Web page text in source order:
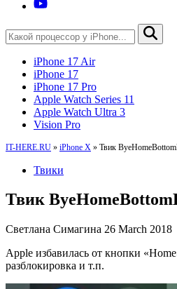
iPhone 17 Air
iPhone 17
iPhone 17 Pro
Apple Watch Series 11
Apple Watch Ultra 3
Vision Pro
IT-HERE.RU » iPhone X » Твик
Твики
Твик
Светлана Симагина 26 March 2018
Apple избавилась от кнопки
разблокировка и т.п.